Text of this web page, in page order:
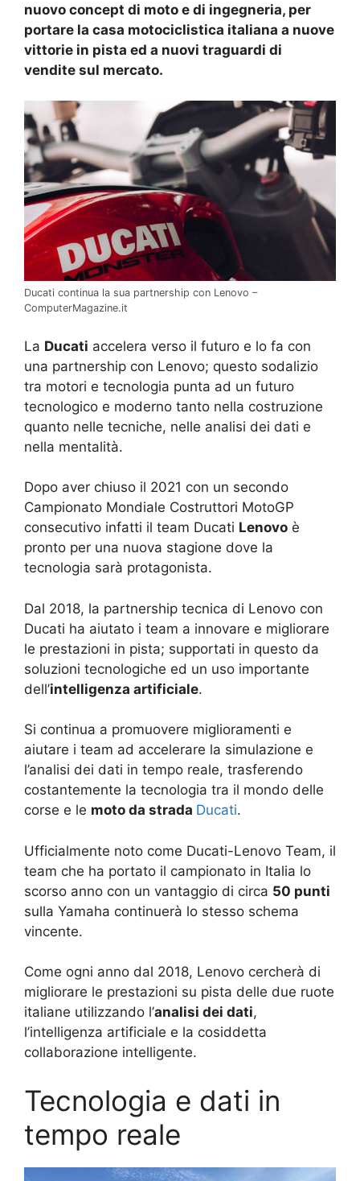
nuovo concept di moto e di ingegneria, per
portare la casa motociclistica italiana a nuove
vittorie in pista ed a nuovi traguardi di
vendite sul mercato.
Ducati continua la sua partnership con Lenovo –
ComputerMagazine.it
La Ducati accelera verso il futuro e lo fa con
una partnership con Lenovo; questo sodalizio
tra motori e tecnologia punta ad un futuro
tecnologico e moderno tanto nella costruzione
quanto nelle tecniche, nelle analisi dei dati e
nella mentalità.
Dopo aver chiuso il 2021 con un secondo
Campionato Mondiale Costruttori MotoGP
consecutivo infatti il team Ducati Lenovo è
pronto per una nuova stagione dove la
tecnologia sarà protagonista.
Dal 2018, la partnership tecnica di Lenovo con
Ducati ha aiutato i team a innovare e migliorare
le prestazioni in pista; supportati in questo da
soluzioni tecnologiche ed un uso importante
dell’intelligenza artificiale.
Si continua a promuovere miglioramenti e
aiutare i team ad accelerare la simulazione e
l’analisi dei dati in tempo reale, trasferendo
costantemente la tecnologia tra il mondo delle
corse e le moto da strada Ducati.
Ufficialmente noto come Ducati-Lenovo Team, il
team che ha portato il campionato in Italia lo
scorso anno con un vantaggio di circa 50 punti
sulla Yamaha continuerà lo stesso schema
vincente.
Come ogni anno dal 2018, Lenovo cercherà di
migliorare le prestazioni su pista delle due ruote
italiane utilizzando l’analisi dei dati,
l’intelligenza artificiale e la cosiddetta
collaborazione intelligente.
Tecnologia e dati in
tempo reale